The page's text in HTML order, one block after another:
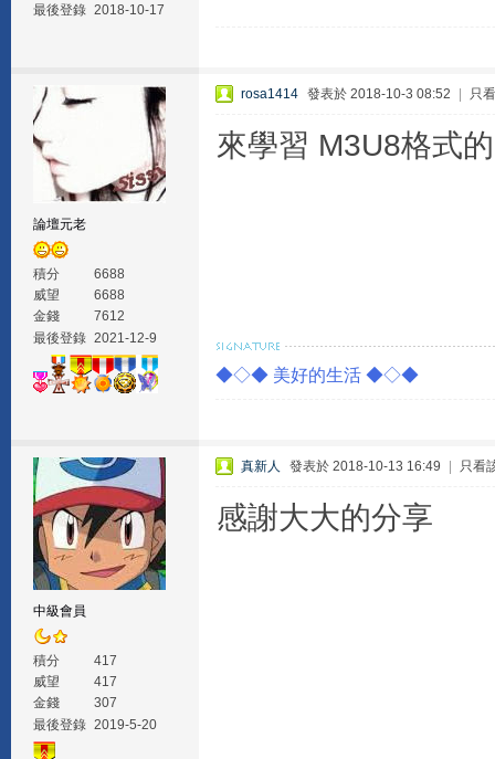
最後登錄 2018-10-17
論壇元老
積分
6688
威望
6688
金錢
7612
最後登錄 2021-12-9
rosa1414 發表於 2018-10-3 08:52 只
來學習 M3U8格式
◆◇◆ 美好的生活 ◆◇◆
中級會員
積分
417
威望
417
金錢
307
最後登錄 2019-5-20
真新人 發表於 2018-10-13 16:49 只看
感謝大大的分享